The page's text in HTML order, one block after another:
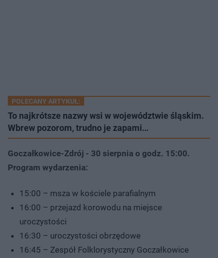
POLECANY ARTYKUŁ:
To najkrótsze nazwy wsi w województwie śląskim.
Wbrew pozorom, trudno je zapami…
Goczałkowice-Zdrój - 30 sierpnia o godz. 15:00.
Program wydarzenia:
15:00 – msza w kościele parafialnym
16:00 – przejazd korowodu na miejsce
uroczystości
16:30 – uroczystości obrzędowe
16:45 – Zespół Folklorystyczny Goczałkowice